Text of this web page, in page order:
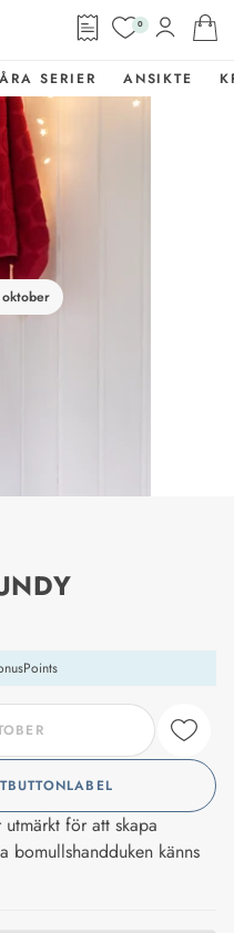
0
SERIER ANSIKTE
för att skapa
bomullshandduken känns